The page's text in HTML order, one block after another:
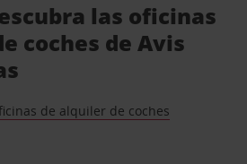
las oficinas
coches de Avis
de alquiler de coches